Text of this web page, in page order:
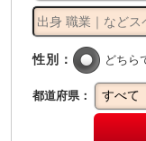
性別： どちら
都道府県：